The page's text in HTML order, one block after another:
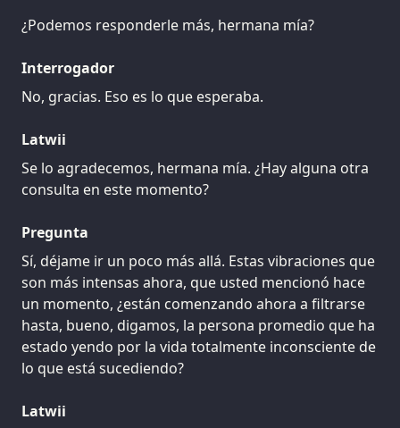
¿Podemos responderle más, hermana mía?
Interrogador
No, gracias. Eso es lo que esperaba.
Latwii
Se lo agradecemos, hermana mía. ¿Hay alguna otra
consulta en este momento?
Pregunta
Sí, déjame ir un poco más allá. Estas vibraciones que
son más intensas ahora, que usted mencionó hace
un momento, ¿están comenzando ahora a filtrarse
hasta, bueno, digamos, la persona promedio que ha
estado yendo por la vida totalmente inconsciente de
lo que está sucediendo?
Latwii